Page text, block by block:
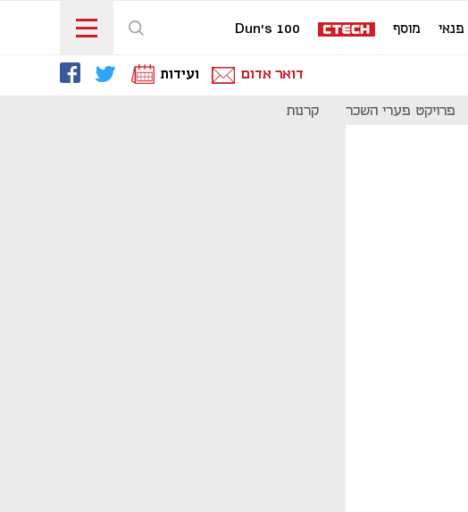
פנאי מוסף Dun's 100
דואר אדום ועידות
פרויקט פערי השכר קרנות